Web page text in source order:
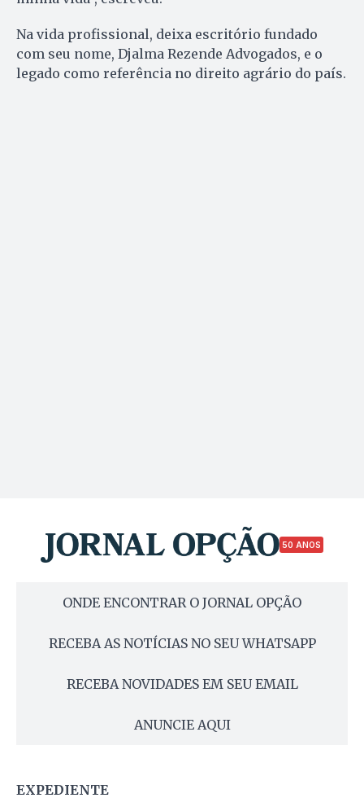
Na vida profissional, deixa escritório fundado
com seu nome, Djalma Rezende Advogados, e o
legado como referência no direito agrário do país.
50 ANOS
ONDE ENCONTRAR O JORNAL OPÇÃO
RECEBA AS NOTÍCIAS NO SEU WHATSAPP
RECEBA NOVIDADES EM SEU EMAIL
ANUNCIE AQUI
EXPEDIENTE